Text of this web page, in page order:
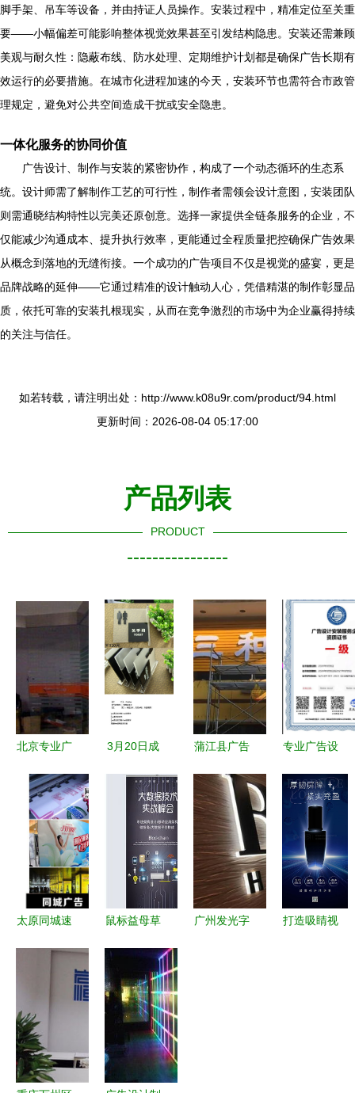
脚手架、吊车等设备，并由持证人员操作。安装过程中，精准定位至关重
要——小幅偏差可能影响整体视觉效果甚至引发结构隐患。安装还需兼顾
美观与耐久性：隐蔽布线、防水处理、定期维护计划都是确保广告长期有
效运行的必要措施。在城市化进程加速的今天，安装环节也需符合市政管
理规定，避免对公共空间造成干扰或安全隐患。
一体化服务的协同价值
广告设计、制作与安装的紧密协作，构成了一个动态循环的生态系
统。设计师需了解制作工艺的可行性，制作者需领会设计意图，安装团队
则需通晓结构特性以完美还原创意。选择一家提供全链条服务的企业，不
仅能减少沟通成本、提升执行效率，更能通过全程质量把控确保广告效果
从概念到落地的无缝衔接。一个成功的广告项目不仅是视觉的盛宴，更是
品牌战略的延伸——它通过精准的设计触动人心，凭借精湛的制作彰显品
质，依托可靠的安装扎根现实，从而在竞争激烈的市场中为企业赢得持续
的关注与信任。
如若转载，请注明出处：http://www.k08u9r.com/product/94.html
更新时间：2026-08-04 05:17:00
产品列表
PRODUCT
----------------
北京专业广
计的全方位
服务指南
3月20日成
制作门头招
牌工程安装
施工价格分
析
蒲江县广告
计到呈现的
全流程解析
专业广告设
企业服务资
质证书的价
值与意义
太原同城速
安装一站式
服务
鼠标益母草
修公司宣传
海报广告图
片设计素材
高清psd模
1.87mb 其
广州发光字
打造吸睛视